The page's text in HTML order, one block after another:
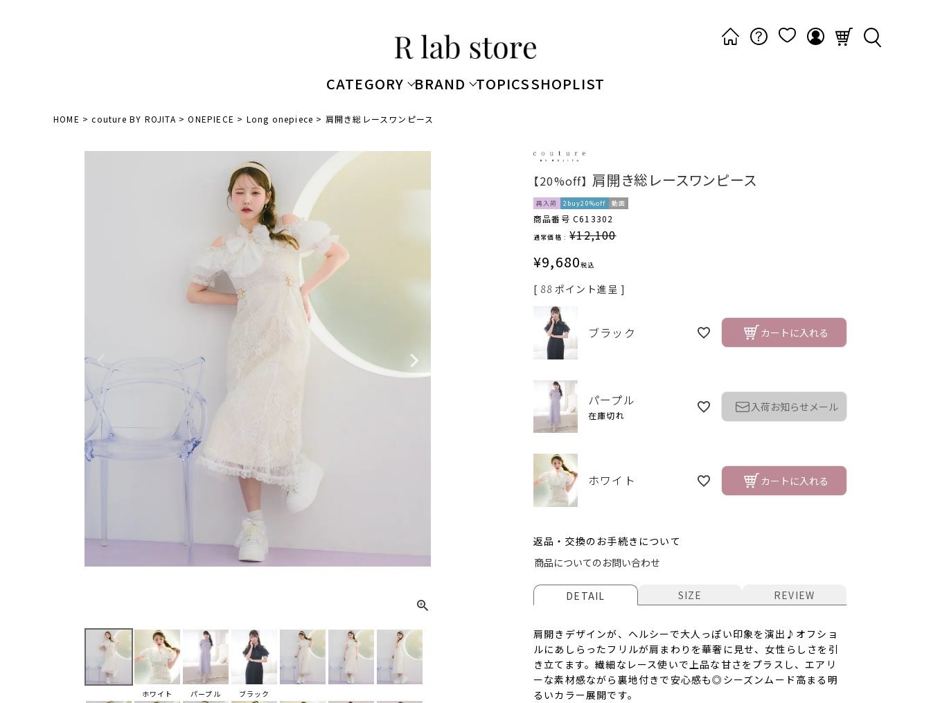
CATEGORY BRAND TOPICSSHOPLIST
HOME couture BY ROJITA ONEPIECE Long onepiece 肩開き総レースワンピース
ホワイト
ホワイト パープル ブラック
【20%off】 肩開き総レースワンピース
再入荷 2buy20%off 動画
商品番号 C613302
通常価格 : ¥12,100
¥9,680税込
[ 88 ポイント進呈 ]
ブラック カートに入れる
パープル
在庫切れ
入荷お知らせメール
ホワイト カートに入れる
返品・交換のお手続きについて
商品についてのお問い合わせ
DETAIL SIZE REVIEW
肩開きデザインが、ヘルシーで大人っぽい印象を演出♪オフショ
ルにあしらったフリルが肩まわりを華奢に見せ、女性らしさを引
き立てます。繊細なレース使いで上品な甘さをプラスし、エアリ
ーな素材感ながら裏地付きで安心感も◎シーズンムード高まる明
るいカラー展開です。